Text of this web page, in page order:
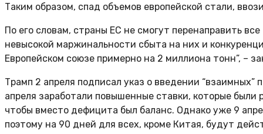
Таким образом, спад объемов европейской стали,
По его словам, страны ЕС не смогут перенаправить
невысокой маржинальности сбыта на них и
Европейском союзе примерно на 2 миллиона тонн”, –
Трамп 2 апреля подписал указ о введении “взаимных”
апреля заработали повышенные ставки, которые
чтобы вместо дефицита был баланс. Однако уже 9
поэтому на 90 дней для всех, кроме Китая, будут